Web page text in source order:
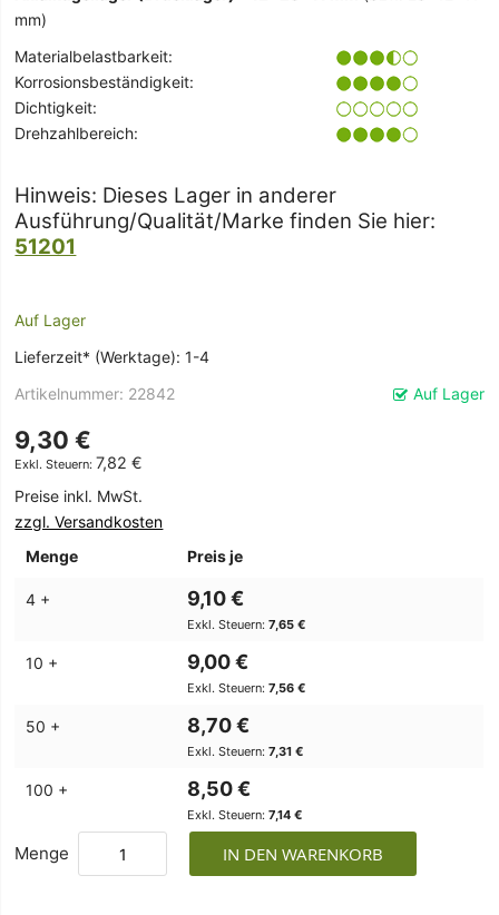
mm)
Materialbelastbarkeit:
Korrosionsbeständigkeit:
Dichtigkeit:
Drehzahlbereich:
Hinweis: Dieses Lager in anderer
Ausführung/Qualität/Marke finden Sie hier:
51201
Auf Lager
Lieferzeit* (Werktage): 1-4
Auf Lager
Artikelnummer 22842
9,30 €
7,82 €
Preise inkl. MwSt.
zzgl. Versandkosten
Menge
Preis je
4 + 9,10 €
7,65 €
10 + 9,00 €
7,56 €
50 + 8,70 €
7,31 €
100 + 8,50 €
7,14 €
Menge IN DEN WARENKORB